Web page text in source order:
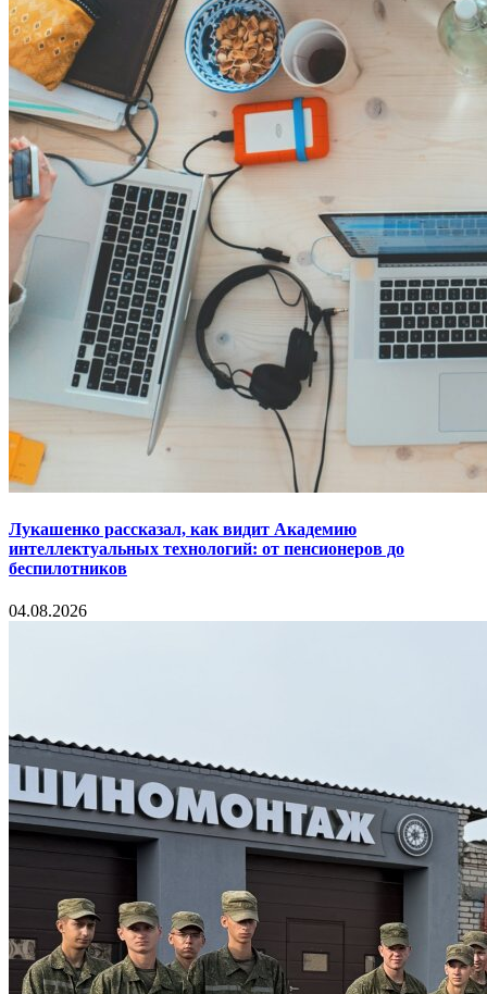
Лукашенко рассказал, как видит Академию
интеллектуальных технологий: от пенсионеров до
беспилотников
04.08.2026